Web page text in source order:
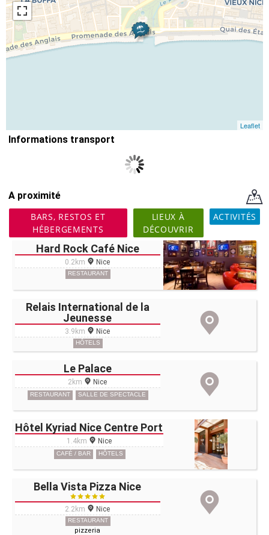
Leaflet
Informations transport
A proximité
BARS, RESTOS ET
HÉBERGEMENTS
LIEUX À
DÉCOUVRIR
ACTIVITÉS
Hard Rock Café Nice
0.2km Nice
RESTAURANT
Relais International de la
Jeunesse
3.9km Nice
HÔTELS
Le Palace
2km Nice
RESTAURANT SALLE DE SPECTACLE
Hôtel Kyriad Nice Centre Port
1.4km Nice
CAFÉ / BAR HÔTELS
Bella Vista Pizza Nice
2.2km Nice
RESTAURANT
pizzeria